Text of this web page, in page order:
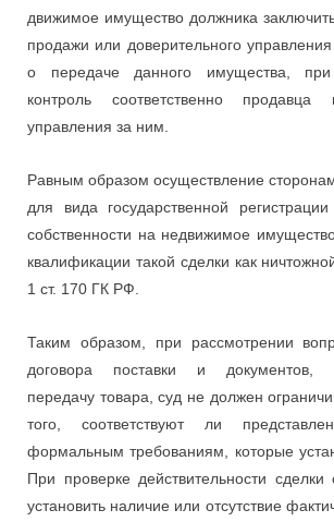
движимое имущество должника
продажи или доверительного управления
о передаче данного имущества,
контроль соответственно продавца
управления за ним.
Равным образом осуществление
для вида государственной
собственности на недвижимое
квалификации такой сделки как
1 ст. 170 ГК РФ.
Таким образом, при рассмотрении
договора поставки и документов,
передачу товара, суд не должен
того, соответствуют ли
формальным требованиям, которые
При проверке действительности
установить наличие или отсутствие